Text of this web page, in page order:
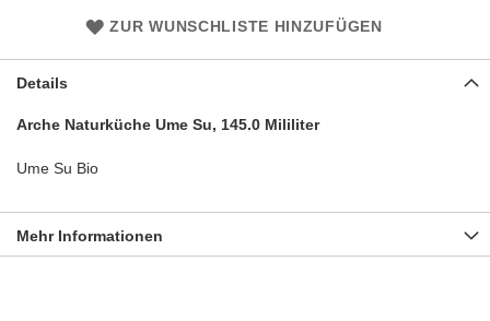
ZUR WUNSCHLISTE HINZUFÜGEN
Details
Arche Naturküche Ume Su, 145.0 Mililiter
Ume Su Bio
Mehr Informationen